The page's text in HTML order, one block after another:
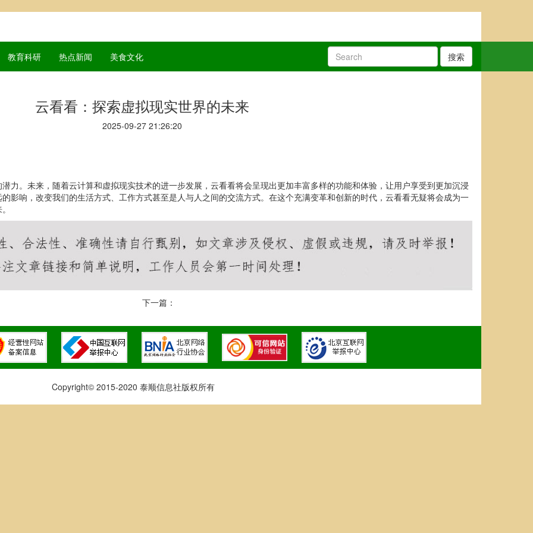
教育科研 热点新闻 美食文化 搜索
云看看：探索虚拟现实世界的未来
2025-09-27 21:26:20
力。未来，随着云计算和虚拟现实技术的进一步发展，云看看将会呈现出更加丰富多样的功能和体验，让用户享受到更加沉浸
影响，改变我们的生活方式、工作方式甚至是人与人之间的交流方式。在这个充满变革和创新的时代，云看看无疑将会成为一
下一篇：
Copyright© 2015-2020 泰顺信息社版权所有